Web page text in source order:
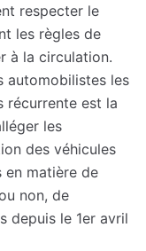
respecter le
les règles de
à la circulation.
automobilistes les
récurrente est la
les
des véhicules
en matière de
non, de
depuis le 1er avril